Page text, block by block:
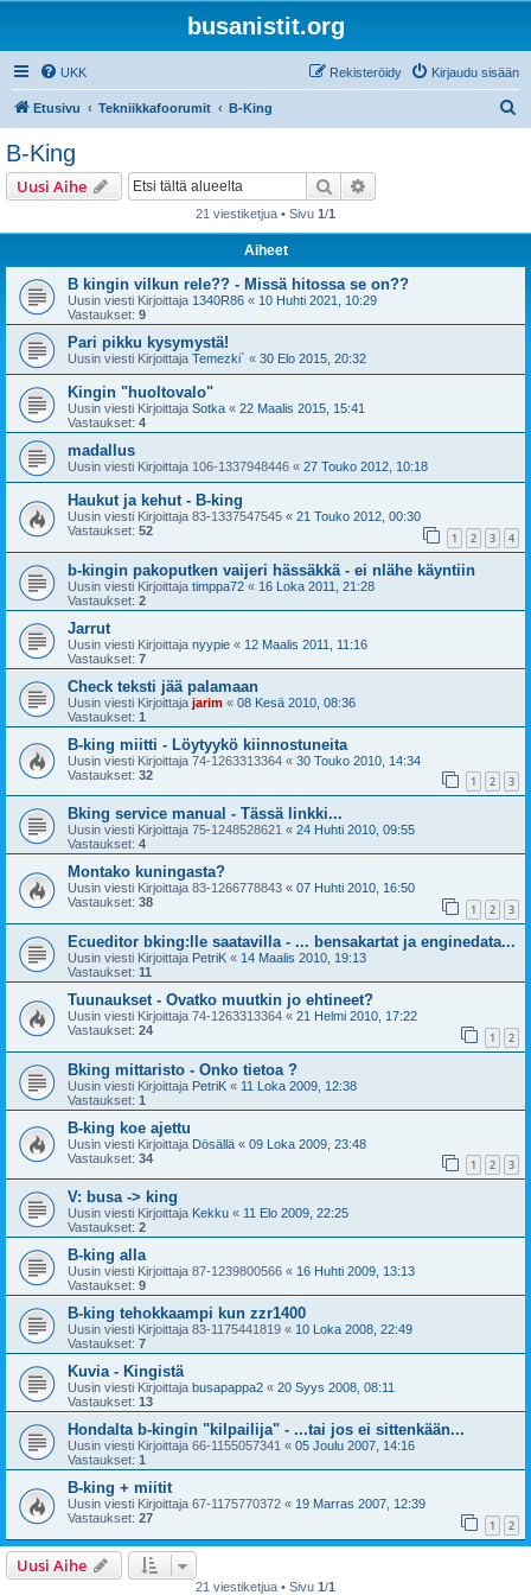
busanistit.org
UKK Kirjaudu sisään
Rekisteröidy
Etusivu Tekniikkafoorumit B-King
B-King
Uusi Aihe Etsi
21 viestiketjua • Sivu 1/1
Aiheet
B kingin vilkun rele?? - Missä hitossa se on??
Uusin viesti Kirjoittaja 1340R86 « 10 Huhti 2021, 10:29
Vastaukset: 9
Pari pikku kysymystä!
Uusin viesti Kirjoittaja Temezki` « 30 Elo 2015, 20:32
Kingin "huoltovalo"
Uusin viesti Kirjoittaja Sotka « 22 Maalis 2015, 15:41
Vastaukset: 4
madallus
Uusin viesti Kirjoittaja 106-1337948446 « 27 Touko 2012, 10:18
Haukut ja kehut - B-king
Uusin viesti Kirjoittaja 83-1337547545 « 21 Touko 2012, 00:30
Vastaukset: 52 1 2 3 4
b-kingin pakoputken vaijeri hässäkkä - ei nlähe käyntiin
Uusin viesti Kirjoittaja timppa72 « 16 Loka 2011, 21:28
Vastaukset: 2
Jarrut
Uusin viesti Kirjoittaja nyypie « 12 Maalis 2011, 11:16
Vastaukset: 7
Check teksti jää palamaan
Uusin viesti Kirjoittaja jarim « 08 Kesä 2010, 08:36
Vastaukset: 1
B-king miitti - Löytyykö kiinnostuneita
Uusin viesti Kirjoittaja 74-1263313364 « 30 Touko 2010, 14:34
Vastaukset: 32 1 2 3
Bking service manual - Tässä linkki...
Uusin viesti Kirjoittaja 75-1248528621 « 24 Huhti 2010, 09:55
Vastaukset: 4
Montako kuningasta?
Uusin viesti Kirjoittaja 83-1266778843 « 07 Huhti 2010, 16:50
Vastaukset: 38 1 2 3
Ecueditor bking:lle saatavilla - ... bensakartat ja enginedata...
Uusin viesti Kirjoittaja PetriK « 14 Maalis 2010, 19:13
Vastaukset: 11
Tuunaukset - Ovatko muutkin jo ehtineet?
Uusin viesti Kirjoittaja 74-1263313364 « 21 Helmi 2010, 17:22
Vastaukset: 24 1 2
Bking mittaristo - Onko tietoa ?
Uusin viesti Kirjoittaja PetriK « 11 Loka 2009, 12:38
Vastaukset: 1
B-king koe ajettu
Uusin viesti Kirjoittaja Dösällä « 09 Loka 2009, 23:48
Vastaukset: 34 1 2 3
V: busa -> king
Uusin viesti Kirjoittaja Kekku « 11 Elo 2009, 22:25
Vastaukset: 2
B-king alla
Uusin viesti Kirjoittaja 87-1239800566 « 16 Huhti 2009, 13:13
Vastaukset: 9
B-king tehokkaampi kun zzr1400
Uusin viesti Kirjoittaja 83-1175441819 « 10 Loka 2008, 22:49
Vastaukset: 7
Kuvia - Kingistä
Uusin viesti Kirjoittaja busapappa2 « 20 Syys 2008, 08:11
Vastaukset: 13
Hondalta b-kingin "kilpailija" - ...tai jos ei sittenkään...
Uusin viesti Kirjoittaja 66-1155057341 « 05 Joulu 2007, 14:16
Vastaukset: 1
B-king + miitit
Uusin viesti Kirjoittaja 67-1175770372 « 19 Marras 2007, 12:39
Vastaukset: 27 1 2
Uusi Aihe
21 viestiketjua • Sivu 1/1